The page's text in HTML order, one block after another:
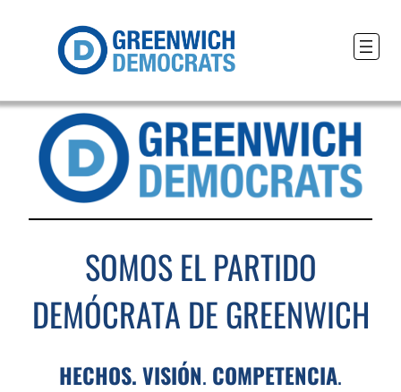
SOMOS EL PARTIDO
DEMÓCRATA DE GREENWICH
HECHOS. VISIÓN. COMPETENCIA.